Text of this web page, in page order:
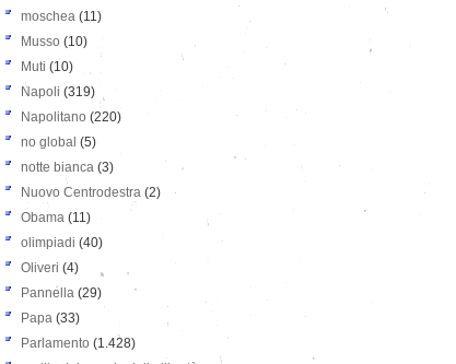
moschea (11)
Musso (10)
Muti (10)
Napoli (319)
Napolitano (220)
no global (5)
notte bianca (3)
Nuovo Centrodestra (2)
Obama (11)
olimpiadi (40)
Oliveri (4)
Pannella (29)
Papa (33)
Parlamento (1.428)